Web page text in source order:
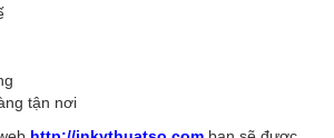
tận nơi